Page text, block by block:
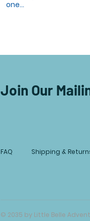
one...
Join Our
FAQ Shipping &
© 2035 by Little Belle